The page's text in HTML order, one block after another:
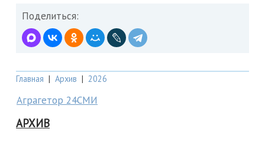
Поделиться:
Главная | Архив | 2026
Аграгетор 24СМИ
АРХИВ